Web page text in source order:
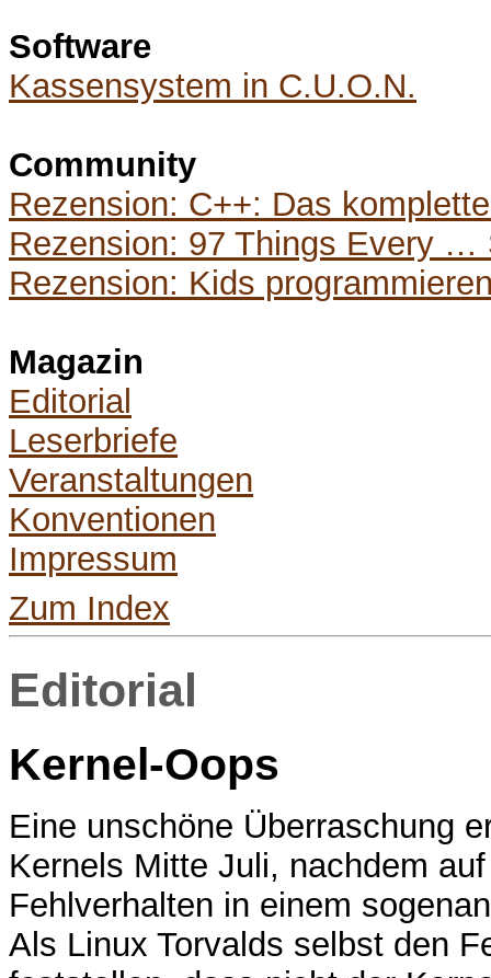
Software
Kassensystem in C.U.O.N.
Community
Rezension: C++: Das
Rezension: 97 Things Every …
Rezension: Kids
Magazin
Editorial
Leserbriefe
Veranstaltungen
Konventionen
Impressum
Zum Index
Editorial
Kernel-Oops
Eine unschöne Überraschung
Kernels Mitte Juli, nachdem
Fehlverhalten in einem
Als Linux Torvalds selbst den